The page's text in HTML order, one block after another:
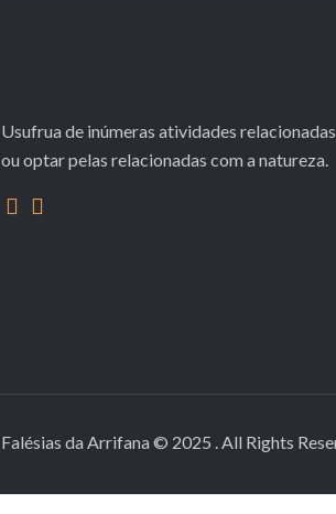
Usufrua de inúmeras atividades
ou optar pelas relacionadas com a natureza.
Falésias da Arrifana © 2025 . All Rights